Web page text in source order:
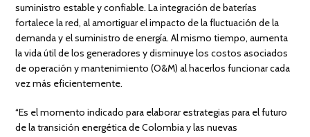
suministro estable y confiable. La integración de baterías
fortalece la red, al amortiguar el impacto de la fluctuación de la
demanda y el suministro de energía. Al mismo tiempo, aumenta
la vida útil de los generadores y disminuye los costos asociados
de operación y mantenimiento (O&M) al hacerlos funcionar cada
vez más eficientemente.
“Es el momento indicado para elaborar estrategias para el futuro
de la transición energética de Colombia y las nuevas